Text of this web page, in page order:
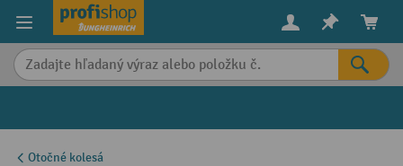
content
Otočné kolesá